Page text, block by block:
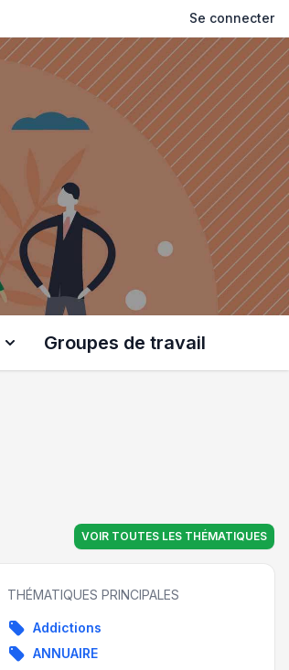
Se connecter
Groupes de travail
VOIR TOUTES LES THÉMATIQUES
THÉMATIQUES PRINCIPALES
Addictions
ANNUAIRE